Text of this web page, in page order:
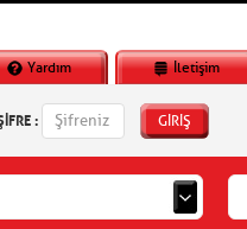
Yardım İletişim
: GİRİŞ